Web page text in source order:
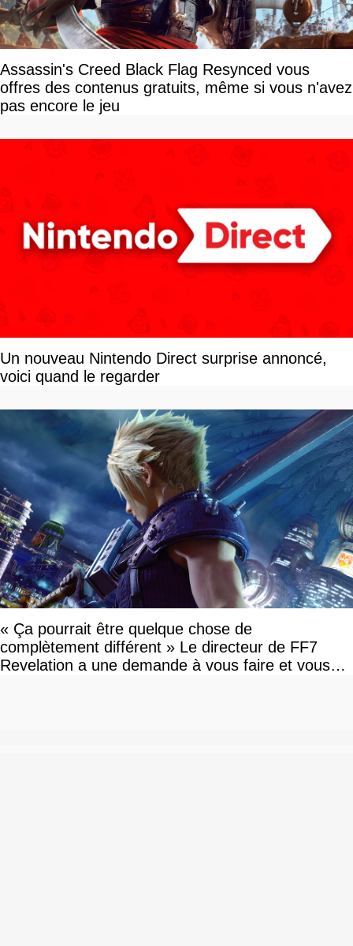
Assassin's Creed Black Flag Resynced vous
offres des contenus gratuits, même si vous n'avez
pas encore le jeu
Un nouveau Nintendo Direct surprise annoncé,
voici quand le regarder
« Ça pourrait être quelque chose de
complètement différent » Le directeur de FF7
Revelation a une demande à vous faire et vous